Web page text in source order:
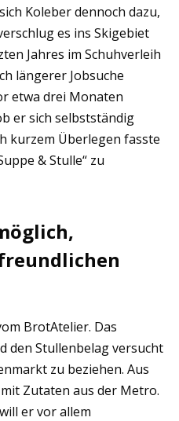
Koleber dennoch dazu,
es ins Skigebiet
Jahres im Schuhverleih
längerer Jobsuche
etwa drei Monaten
er sich selbstständig
kurzem Überlegen fasste
& Stulle“ zu
BrotAtelier. Das
den Stullenbelag versucht
zu beziehen. Aus
Zutaten aus der Metro.
er vor allem